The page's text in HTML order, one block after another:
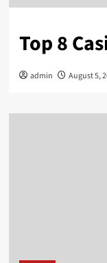
Top 8
admin August 5,